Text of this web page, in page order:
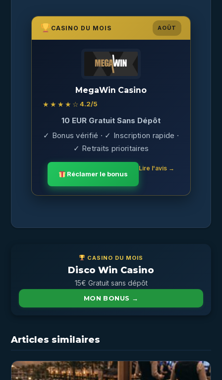
CASINO DU MOIS AOÛT
MegaWin Casino
★★★★☆ 4.2/5
10 EUR Gratuit Sans Dépôt
✓ Bonus vérifié · ✓ Inscription rapide ·
✓ Retraits prioritaires
Réclamer le bonus
Lire l'avis →
CASINO DU MOIS
Disco Win Casino
15€ Gratuit sans dépôt
MON BONUS →
Articles similaires